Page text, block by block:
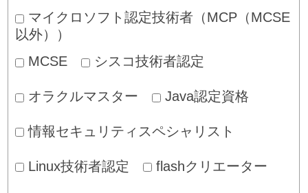
マイクロソフト認定技術者（MCP（MCSE
以外））
MCSE
シスコ技術者認定
オラクルマスター Java認定資格
情報セキュリティスペシャリスト
Linux技術者認定 flashクリエーター